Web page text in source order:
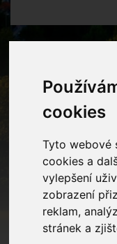
cookies
Tyto webové
cookies a
vylepšení
zobrazení
reklam,
stránek a
Domů Historie